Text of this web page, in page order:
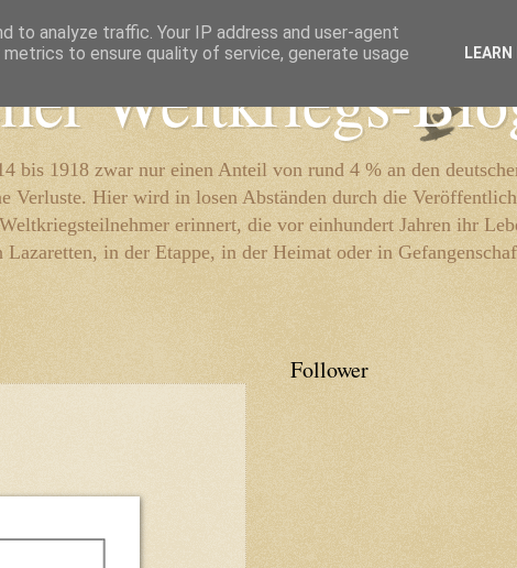
Weltkriegs-
bis 1918 zwar nur einen Anteil von rund 4 % an den
Verluste. Hier wird in losen Abständen durch die
erinnert, die vor einhundert Jahren ihr
in der Etappe, in der Heimat oder in
Follower
to analyze traffic. Your IP address and user-agent
to ensure quality of service, generate usage